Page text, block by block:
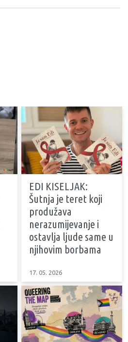
EDI KISELJAK:
Šutnja je teret koji
produžava
nerazumijevanje i
ostavlja ljude same u
njihovim borbama
17. 05. 2026